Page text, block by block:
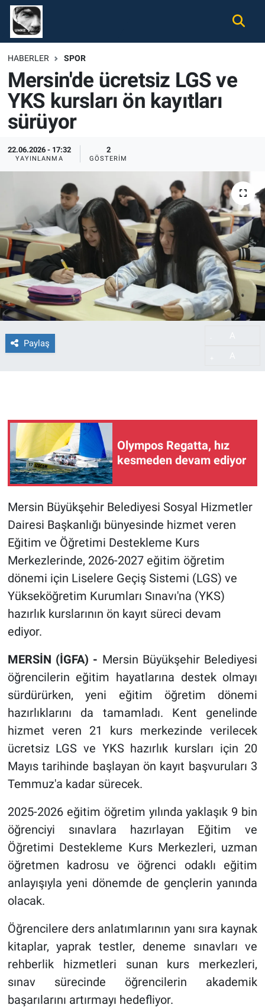
HABERLER SPOR
Mersin'de ücretsiz LGS ve
YKS kursları ön kayıtları
sürüyor
22.06.2026 - 17:32
YAYINLANMA
2
GÖSTERIM
Paylaş
Olympos Regatta, hız
kesmeden devam ediyor
Mersin Büyükşehir Belediyesi Sosyal Hizmetler
Dairesi Başkanlığı bünyesinde hizmet veren
Eğitim ve Öğretimi Destekleme Kurs
Merkezlerinde, 2026-2027 eğitim öğretim
dönemi için Liselere Geçiş Sistemi (LGS) ve
Yükseköğretim Kurumları Sınavı'na (YKS)
hazırlık kurslarının ön kayıt süreci devam
ediyor.
MERSİN (İGFA) - Mersin Büyükşehir Belediyesi
öğrencilerin eğitim hayatlarına destek olmayı
sürdürürken, yeni eğitim öğretim dönemi
hazırlıklarını da tamamladı. Kent genelinde
hizmet veren 21 kurs merkezinde verilecek
ücretsiz LGS ve YKS hazırlık kursları için 20
Mayıs tarihinde başlayan ön kayıt başvuruları 3
Temmuz'a kadar sürecek.
2025-2026 eğitim öğretim yılında yaklaşık 9 bin
öğrenciyi sınavlara hazırlayan Eğitim ve
Öğretimi Destekleme Kurs Merkezleri, uzman
öğretmen kadrosu ve öğrenci odaklı eğitim
anlayışıyla yeni dönemde de gençlerin yanında
olacak.
Öğrencilere ders anlatımlarının yanı sıra kaynak
kitaplar, yaprak testler, deneme sınavları ve
rehberlik hizmetleri sunan kurs merkezleri,
sınav sürecinde öğrencilerin akademik
başarılarını artırmayı hedefliyor.
Gündem
Ekonomi
Spor
Magazin
Tüm Haberler
İletişim
Künye
Nöbetçi Eczaneler
Hava Durumu
Namaz Vakitleri
Trafik Durumu
Süper Lig Puan Durumu ve Fikstür
Tüm Manşetler
Son Dakika Haberleri
Haber Arşivi